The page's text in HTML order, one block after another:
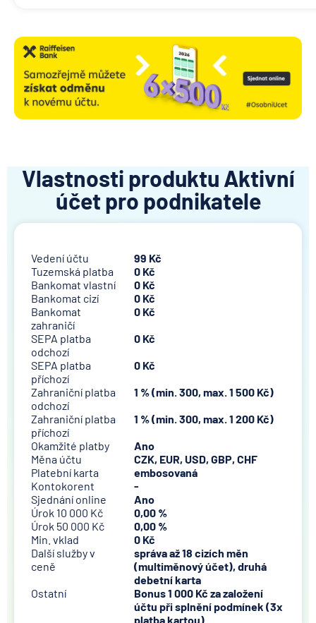
Vlastnosti produktu Aktivní
účet pro podnikatele
Vedení účtu
99 Kč
Tuzemská platba
0 Kč
Bankomat vlastní
0 Kč
Bankomat cizí
0 Kč
Bankomat
zahraničí
0 Kč
SEPA platba
odchozí
0 Kč
SEPA platba
příchozí
0 Kč
Zahraniční platba
odchozí
1 % (min. 300, max. 1 500 Kč)
Zahraniční platba
příchozí
1 % (min. 300, max. 1 200 Kč)
Okamžité platby
Ano
Měna účtu
CZK, EUR, USD, GBP, CHF
Platební karta
embosovaná
Kontokorent
-
Sjednání online
Ano
Úrok 10 000 Kč
0,00 %
Úrok 50 000 Kč
0,00 %
Min. vklad
0 Kč
Další služby v
ceně
správa až 18 cizích měn
(multiměnový účet), druhá
debetní karta
Ostatní
Bonus 1 000 Kč za založení
účtu při splnění podmínek (3x
platba kartou)